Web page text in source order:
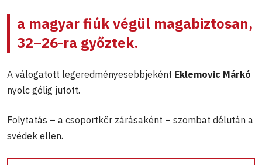
a magyar fiúk végül magabiztosan,
32–26-ra győztek.
A válogatott legeredményesebbjeként Eklemovic Márkó
nyolc gólig jutott.
Folytatás – a csoportkör zárásaként – szombat délután a
svédek ellen.